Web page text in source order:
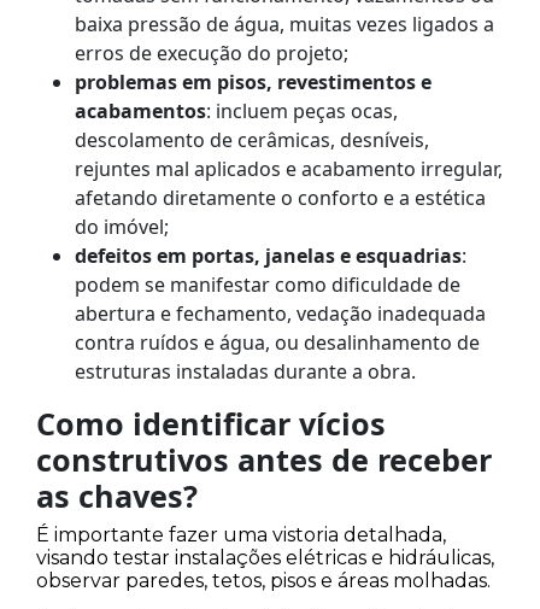
baixa pressão de água, muitas vezes ligados a
erros de execução do projeto;
problemas em pisos, revestimentos e
acabamentos: incluem peças ocas,
descolamento de cerâmicas, desníveis,
rejuntes mal aplicados e acabamento irregular,
afetando diretamente o conforto e a estética
do imóvel;
defeitos em portas, janelas e esquadrias:
podem se manifestar como dificuldade de
abertura e fechamento, vedação inadequada
contra ruídos e água, ou desalinhamento de
estruturas instaladas durante a obra.
Como identificar vícios
construtivos antes de receber
as chaves?
É importante fazer uma vistoria detalhada,
visando testar instalações elétricas e hidráulicas,
observar paredes, tetos, pisos e áreas molhadas.